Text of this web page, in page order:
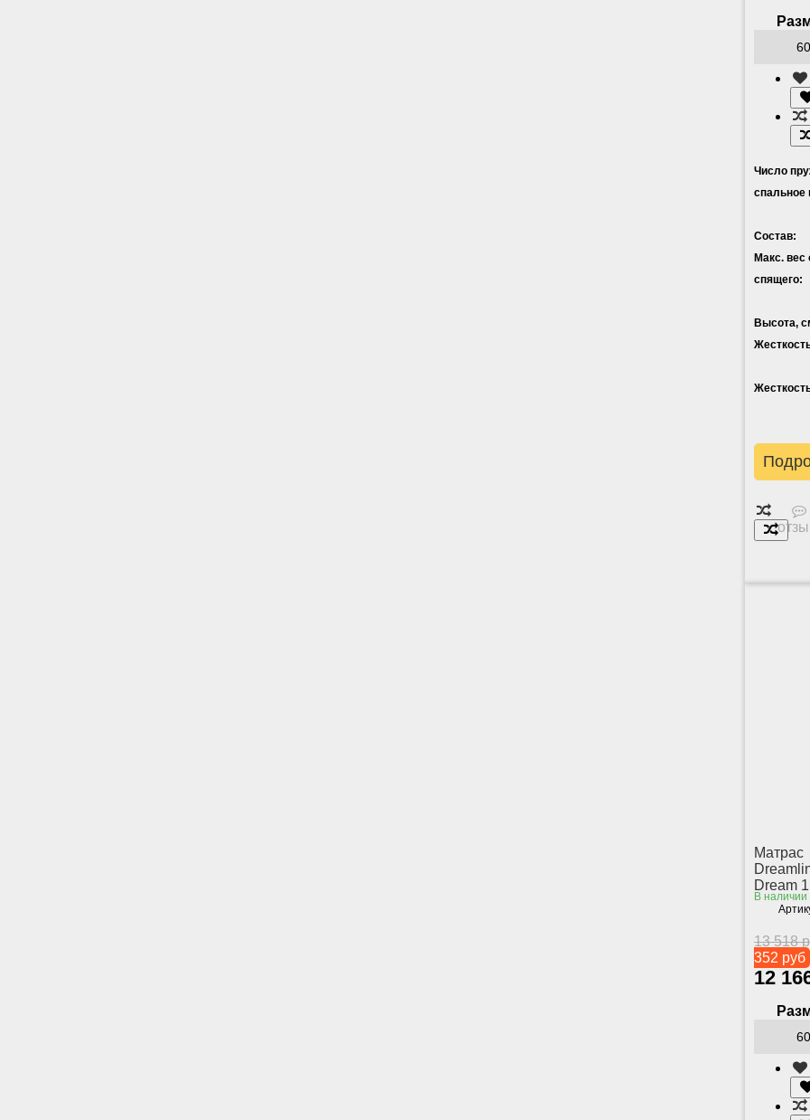
Число
спальное
Состав:
Макс. вес
спящего:
Высота,
Матрас
Dream
В наличии
13 518
352 руб
12